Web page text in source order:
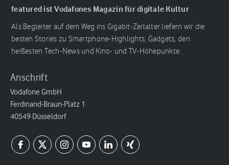
featured ist Vodafones Magazin für digitale Kultur
Als Begleiter auf dem Weg ins Gigabit-Zeitalter liefern wir die
besten Stories zu Smartphone-Highlights, Gadgets, den
heißesten Tech-News und Kino- und TV-Höhepunkte.
Anschrift
Vodafone GmbH
Ferdinand-Braun-Platz 1
40549 Düsseldorf